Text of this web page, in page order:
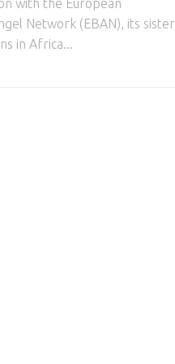
with the European
Network (EBAN), its sister
in Africa...